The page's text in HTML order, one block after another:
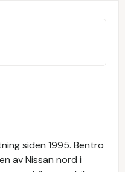
siden 1995. Bentro
av Nissan nord i